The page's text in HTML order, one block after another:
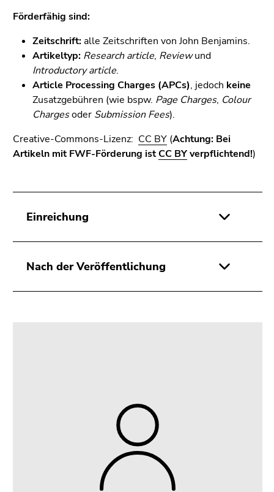
Förderfähig sind:
Zeitschrift:alle Zeitschriften von John Benjamins.
Artikeltyp: Research article, Reviewund
Introductory article.
Article Processing Charges (APCs), jedoch keine
Zusatzgebühren (wie bspw. Page Charges, Colour
Chargesoder Submission Fees).
Creative-Commons-Lizenz: CC BY (Achtung: Bei
Artikeln mit FWF-Förderung istCC BYverpflichtend!)
Einreichung
Nach der Veröffentlichung